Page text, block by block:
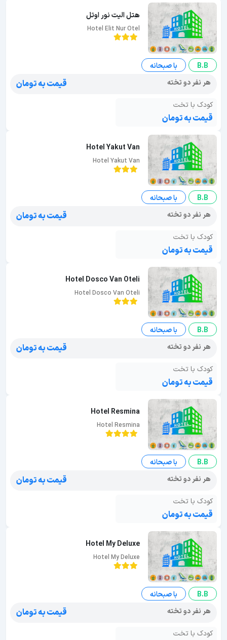
هتل الیت نور اوتل
Hotel Elit Nur Otel
B.B
با صبحانه
هر نفر دو تخته
قیمت به تومان
کودک با تخت
قیمت به تومان
Hotel Yakut Van
Hotel Yakut Van
B.B
با صبحانه
هر نفر دو تخته
قیمت به تومان
کودک با تخت
قیمت به تومان
Hotel Dosco Van Oteli
Hotel Dosco Van Oteli
B.B
با صبحانه
هر نفر دو تخته
قیمت به تومان
کودک با تخت
قیمت به تومان
Hotel Resmina
Hotel Resmina
B.B
با صبحانه
هر نفر دو تخته
قیمت به تومان
کودک با تخت
قیمت به تومان
Hotel My Deluxe
Hotel My Deluxe
B.B
با صبحانه
هر نفر دو تخته
قیمت به تومان
کودک با تخت